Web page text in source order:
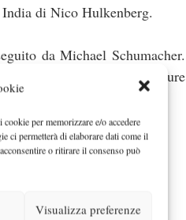
per memorizzare e/o accedere
ci permetterà di elaborare dati come il
o ritirare il consenso può
Visualizza preferenze
India di Nico Hulkenberg.
da Michael Schumacher.
di scuderia. In difficoltà pure